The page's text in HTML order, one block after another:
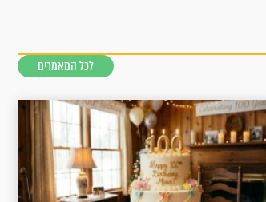
לכל המאמרים